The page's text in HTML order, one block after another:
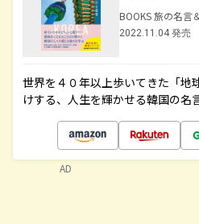
BOOKS 旅の名言
2022.11.04 発売
世界を４０年以上歩いてきた「地
けする、人生を輝かせる韓国の名
AD